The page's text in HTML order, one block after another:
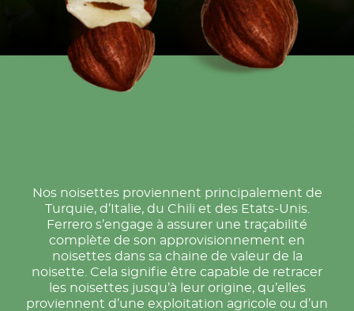
Nos noisettes proviennent principalement de
Turquie, d’Italie, du Chili et des Etats-Unis.
Ferrero s’engage à assurer une traçabilité
complète de son approvisionnement en
noisettes dans sa chaine de valeur de la
noisette. Cela signifie être capable de retracer
les noisettes jusqu’à leur origine, qu’elles
proviennent d’une exploitation agricole ou d’un